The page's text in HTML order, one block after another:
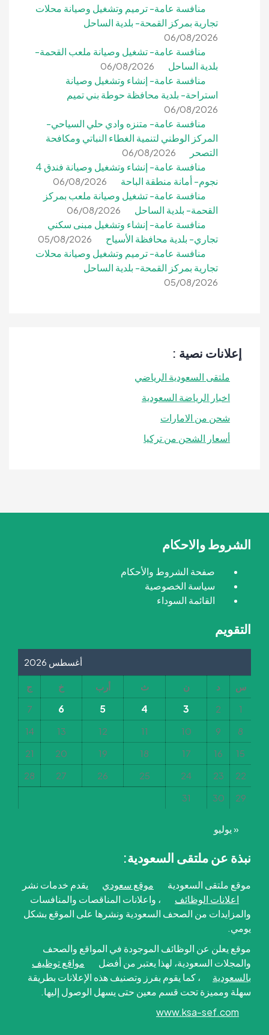
منافسة عامة- ترميم وتشغيل وصيانة محلات
تجارية بمركز القمحة- بلدية الساحل
06/08/2026
منافسة عامة- تشغيل وصيانة ملعب القحمة-
بلدية الساحل
06/08/2026
منافسة عامة- إنشاء وتشغيل وصيانة
استراحة- بلدية محافظة حوطة بني تميم
06/08/2026
منافسة عامة- متنزه وادي حلي السياحي-
المركز الوطني لتنمية الغطاء النباتي ومكافحة
التصحر
06/08/2026
منافسة عامة- إنشاء وتشغيل وصيانة فندق 4
نجوم- أمانة منطقة الباحة
06/08/2026
منافسة عامة- تشغيل وصيانة ملعب بمركز
القحمة- بلدية الساحل
06/08/2026
منافسة عامة- إنشاء وتشغيل مبنى سكني
تجاري- بلدية محافظة الأسياح
05/08/2026
منافسة عامة- ترميم وتشغيل وصيانة محلات
تجارية بمركز القمحة- بلدية الساحل
05/08/2026
إعلانات نصية :
ملتقى السعودية الرياضي
اخبار الرياضة السعودية
شحن من الامارات
أسعار الشحن من تركيا
الشروط والاحكام
صفحة الشروط والأحكام
سياسة الخصوصية
القائمة السوداء
التقويم
أغسطس 2026
س د ن ث أرب خ
ج
1
2
3
4
5
6
7
8
9
10
11
12
13
14
15
16
17
18
19
20
21
22
23
24
25
26
27
28
29
30
31
« يوليو
نبذة عن ملتقى السعودية:
موقع ملتقى السعودية موقع سعودي
يقدم خدمات نشر
اعلانات الوظائف
، واعلانات المناقصات والمنافسات
والمزايدات من الصحف السعودية ونشرها على الموقع بشكل
يومي.
موقع يعلن عن الوظائف الموجودة في المواقع والصحف
والمجلات السعودية، لهذا يعتبر من أفضل
مواقع توظيف
بالسعودية
، كما يقوم بفرز وتصنيف هذه الإعلانات بطريقة
سهلة ومميزة تحت قسم معين حتى يسهل الوصول إليها.
www.ksa-sef.com